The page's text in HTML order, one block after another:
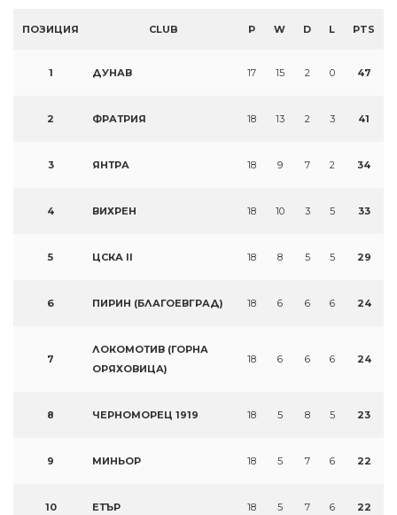
ПОЗИЦИЯ CLUB P W D L PTS
1 ДУНАВ 17 15 2 0 47
2 ФРАТРИЯ 18 13 2 3 41
3 ЯНТРА 18 9 7 2 34
4 ВИХРЕН 18 10 3 5 33
5 ЦСКА II 18 8 5 5 29
6 ПИРИН (БЛАГОЕВГРАД) 18 6 6 6 24
7
ЛОКОМОТИВ (ГОРНА
ОРЯХОВИЦА)
18 6 6 6 24
8 ЧЕРНОМОРЕЦ 1919 18 5 8 5 23
9 МИНЬОР 18 5 7 6 22
10 ЕТЪР 18 5 7 6 22